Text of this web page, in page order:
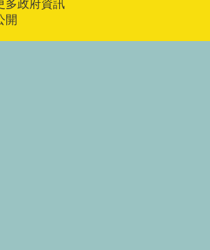
多政府資訊
開